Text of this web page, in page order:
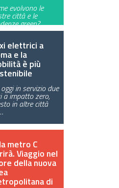
evolvono le
città e le
green?
a Marzia…
elettrici a
e la
è più
in servizio due
a impatto zero,
in altre città
metro C
Viaggio nel
della nuova
di